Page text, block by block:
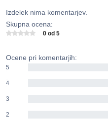
Izdelek nima komentarjev.
Skupna ocena:
0 od 5
Ocene pri komentarjih:
5
4
3
2